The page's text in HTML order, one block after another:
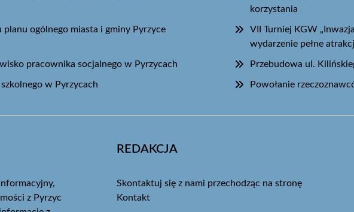
korzystania
planu ogólnego miasta i gminy Pyrzyce
VII Turniej KGW
wydarzenie pełne
pracownika socjalnego w Pyrzycach Przebudowa ul.
w Pyrzycach Powołanie
z Pyrzyc
REDAKCJA
Skontaktuj się z nami przechodząc na stronę
Kontakt